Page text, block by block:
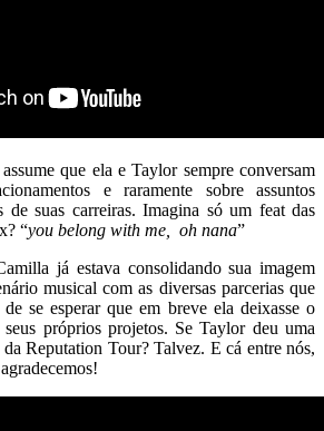
que ela e Taylor sempre conversam
e raramente sobre assuntos
de suas carreiras. Imagina só um feat das
“you belong with me, oh nana”
já estava consolidando sua imagem
musical com as diversas parcerias que
se esperar que em breve ela deixasse o
próprios projetos. Se Taylor deu uma
Reputation Tour? Talvez. E cá entre nós,